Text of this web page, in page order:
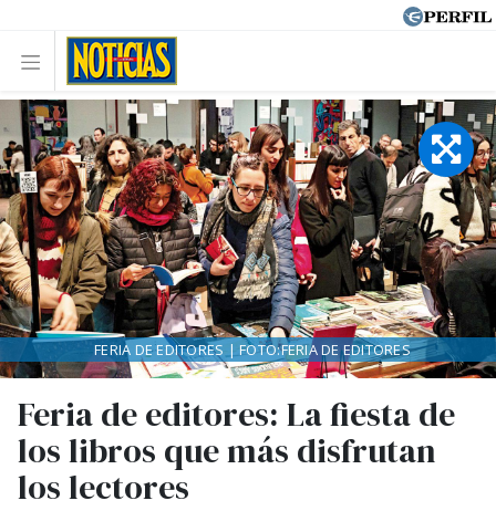
Feria de editores: La fiesta de
los libros que más disfrutan
los lectores
FERIA DE EDITORES | FOTO:FERIA DE EDITORES